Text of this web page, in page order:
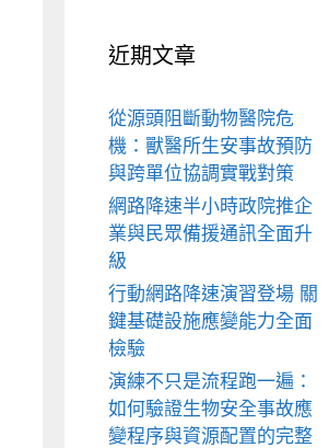
近期文章
從源頭阻斷動物醫院危
機：獸醫所生安事故預防
與跨單位協調實戰對策
網路降速半小時政院推企
業與民眾備援通訊全面升
級
行動網路降速演習登場 關
鍵基礎設施應變能力全面
檢驗
演練不只是流程跑一遍：
如何驗證生物安全事故應
變程序與資源配置的完整